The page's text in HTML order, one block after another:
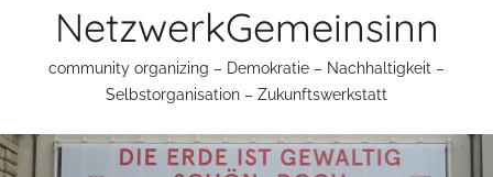
NetzwerkGemeinsinn
community organizing – Demokratie – Nachhaltigkeit –
Selbstorganisation – Zukunftswerkstatt